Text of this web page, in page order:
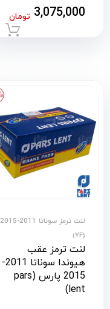
3,075,000 تومان
لنت ترمز سوناتا 2011-2015
(YF)
لنت ترمز عقب
هیوندا سوناتا 2011-
2015 پارس (pars
lent)